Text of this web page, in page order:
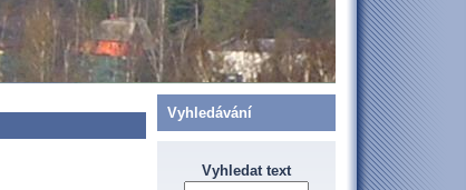
Vyhledávání
Vyhledat text